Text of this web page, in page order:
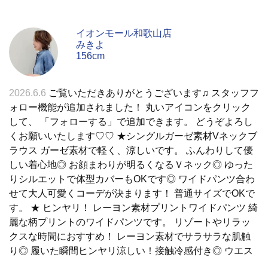
イオンモール和歌山店
みきよ
156cm
2026.6.6 ご覧いただきありがとうございます♫ スタッフフ
ォロー機能が追加されました！ 丸いアイコンをクリック
して、 「フォローする」で追加できます。 どうぞよろし
くお願いいたします♡♡ ★シングルガーゼ素材Vネックブ
ラウス ガーゼ素材で軽く、涼しいです。 ふんわりして優
しい着心地◎ お顔まわりが明るくなるＶネック◎ ゆった
りシルエットで体型カバーもOKです◎ ワイドパンツ合わ
せて大人可愛くコーデが決まります！ 普通サイズでOKで
す。 ★ ヒンヤリ！ レーヨン素材プリントワイドパンツ 綺
麗な柄プリントのワイドパンツです。 リゾートやリラッ
クスな時間におすすめ！ レーヨン素材でサラサラな肌触
り◎ 履いた瞬間ヒンヤリ涼しい！接触冷感付き◎ ウエス